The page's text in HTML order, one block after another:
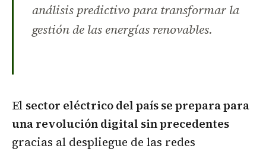
análisis predictivo para transformar la
gestión de las energías renovables.
El sector eléctrico del país se prepara para
una revolución digital sin precedentes
gracias al despliegue de las redes